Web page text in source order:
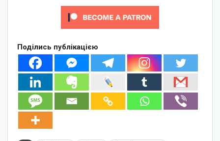
Поділись публікацією